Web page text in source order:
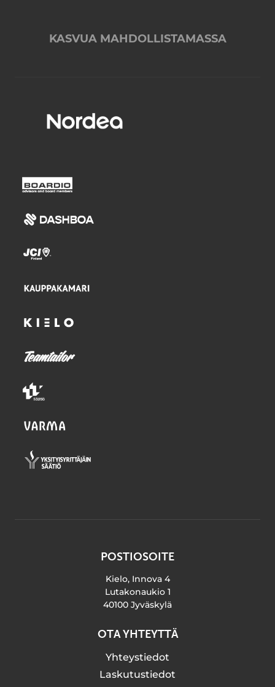
KASVUA MAHDOLLISTAMASSA
POSTIOSOITE
Kielo, Innova 4
Lutakonaukio 1
40100 Jyväskylä
OTA YHTEYTTÄ
Yhteystiedot
Laskutustiedot